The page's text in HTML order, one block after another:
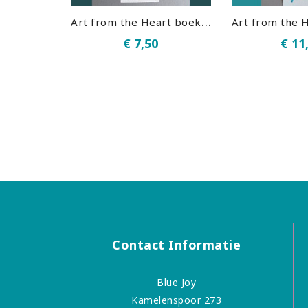
A
rt from the Heart boekenlegger Labradoriet 01
€ 7,50
€
Contact Informatie
Blue Joy
Kamelenspoor 273